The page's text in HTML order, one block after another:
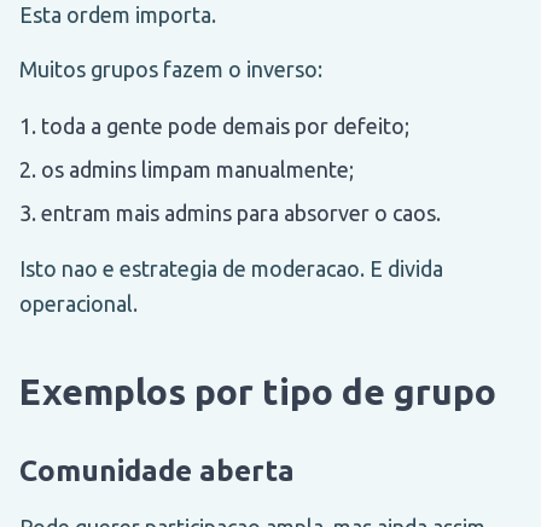
Esta ordem importa.
Muitos grupos fazem o inverso:
toda a gente pode demais por defeito;
os admins limpam manualmente;
entram mais admins para absorver o caos.
Isto nao e estrategia de moderacao. E divida
operacional.
Exemplos por tipo de grupo
Comunidade aberta